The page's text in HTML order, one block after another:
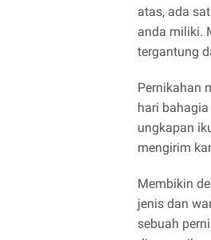
atas, ada
anda miliki.
tergantung
Pernikahan
hari
ungkapan
mengirim
Membikin
jenis dan
sebuah